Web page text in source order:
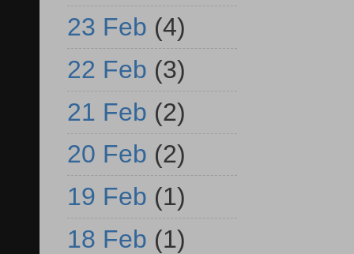
23 Feb (4)
22 Feb (3)
21 Feb (2)
20 Feb (2)
19 Feb (1)
18 Feb (1)